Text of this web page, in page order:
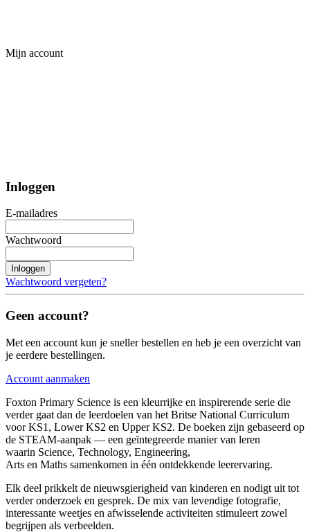
Mijn account
Inloggen
E-mailadres
Wachtwoord
Inloggen
Wachtwoord vergeten?
Geen account?
Met een account kun je sneller bestellen en heb je een overzicht van
je eerdere bestellingen.
Account aanmaken
Foxton Primary Science is een kleurrijke en inspirerende serie die
verder gaat dan de leerdoelen van het Britse National Curriculum
voor KS1, Lower KS2 en Upper KS2. De boeken zijn gebaseerd op
de STEAM-aanpak — een geïntegreerde manier van leren
waarin Science, Technology, Engineering,
Arts en Maths samenkomen in één ontdekkende leerervaring.
Elk deel prikkelt de nieuwsgierigheid van kinderen en nodigt uit tot
verder onderzoek en gesprek. De mix van levendige fotografie,
interessante weetjes en afwisselende activiteiten stimuleert zowel
begrijpen als verbeelden.